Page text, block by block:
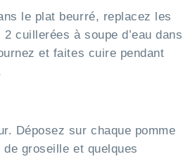
le plat beurré, replacez les
cuillerées à soupe d’eau dans
et faites cuire pendant
Déposez sur chaque pomme
groseille et quelques